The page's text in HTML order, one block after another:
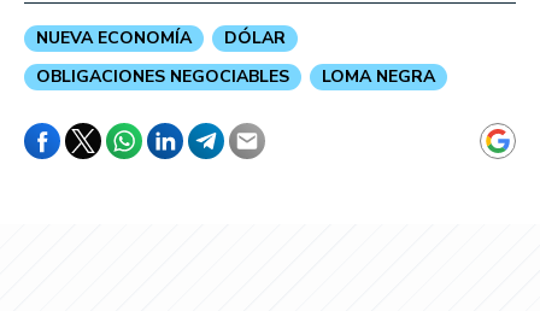
NUEVA ECONOMÍA
DÓLAR
OBLIGACIONES NEGOCIABLES
LOMA NEGRA